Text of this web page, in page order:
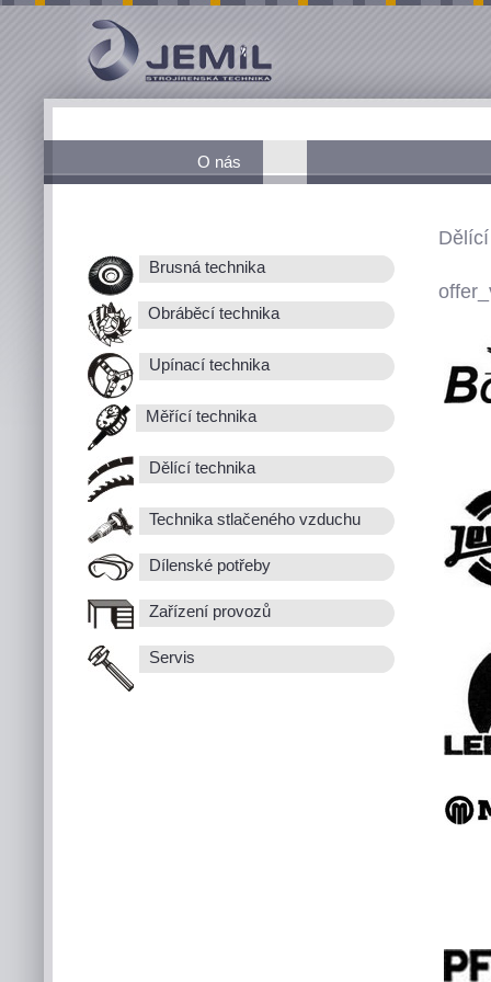
O nás
Brusná technika
Obráběcí technika
Upínací technika
Měřící technika
Dělící technika
Technika stlačeného vzduchu
Dílenské potřeby
Zařízení provozů
Servis